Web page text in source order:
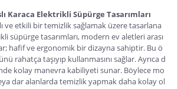
Karaca Elektrikli Süpürge Tasarımları
ve etkili bir temizlik sağlamak üzere tasarlana
süpürgetasarımları, modern ev aletleri arası
hafif ve ergonomik bir dizayna sahiptir. Bu ö
rahatça taşıyıp kullanmasını sağlar. Ayrıca d
kolay manevra kabiliyeti sunar. Böylece mo
dar alanlarda temizlik yapmak daha kolay ol